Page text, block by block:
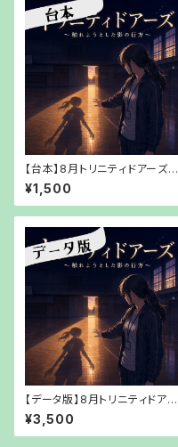
【台本】8月トリニティドアーズ～
触れようとした影の行方～【PD
Fでお渡し】
¥1,500
【データ版】8月トリニティドアー
ズ～触れようとした影の行方～
【URLでお渡し】
¥3,500